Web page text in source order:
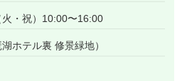
火・祝）10:00〜16:00
ホテル裏 修景緑地）